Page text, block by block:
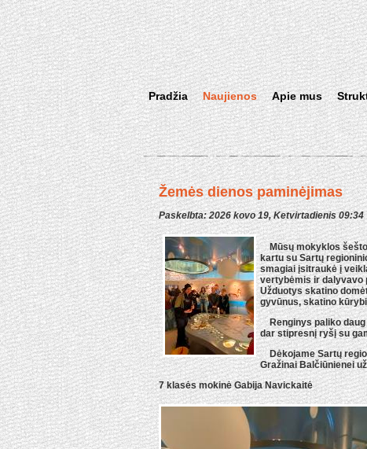
Pradžia Naujienos Apie mus
Žemės dienos paminėjimas
Paskelbta: 2026 kovo 19, Ketvirtadienis 09:34
Mūsų mokyklos
kartu su Sartų
smagiai įsitraukė į
vertybėmis ir dalyvavo
Užduotys skatino
gyvūnus, skatino
Renginys paliko daug
dar stipresnį ryšį su
Dėkojame Sartų
Gražinai Balčiūnienei
7 klasės mokinė Gabija Navickaitė